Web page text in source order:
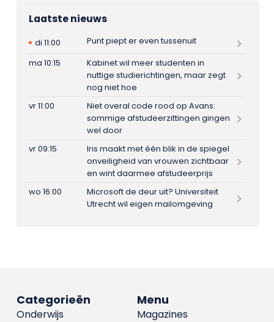
Laatste nieuws
di 11:00
Punt piept er even tussenuit
ma 10:15
Kabinet wil meer studenten in
nuttige studierichtingen, maar zegt
nog niet hoe
vr 11:00
Niet overal code rood op Avans:
sommige afstudeerzittingen gingen
wel door
vr 09:15
Iris maakt met één blik in de spiegel
onveiligheid van vrouwen zichtbaar
en wint daarmee afstudeerprijs
wo 16:00
Microsoft de deur uit? Universiteit
Utrecht wil eigen mailomgeving
Menu
Magazines
Categorieën
Onderwijs